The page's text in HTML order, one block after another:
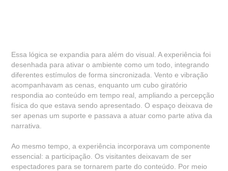
Essa lógica se expandia para além do visual. A experiência foi
desenhada para ativar o ambiente como um todo, integrando
diferentes estímulos de forma sincronizada. Vento e vibração
acompanhavam as cenas, enquanto um cubo giratório
respondia ao conteúdo em tempo real, ampliando a percepção
física do que estava sendo apresentado. O espaço deixava de
ser apenas um suporte e passava a atuar como parte ativa da
narrativa.
Ao mesmo tempo, a experiência incorporava um componente
essencial: a participação. Os visitantes deixavam de ser
espectadores para se tornarem parte do conteúdo. Por meio